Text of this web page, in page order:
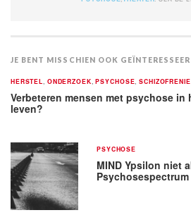
JE BENT MISSCHIEN OOK
HERSTEL ONDERZOEK ,PSYCHOSE ,SCHIZOFRENIE
Verbeteren mensen met psychose
leven?
PSYCHOSE
MIND Ypsilon niet
Psychosespectrum